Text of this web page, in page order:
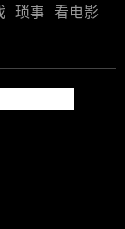
琐事 看电影